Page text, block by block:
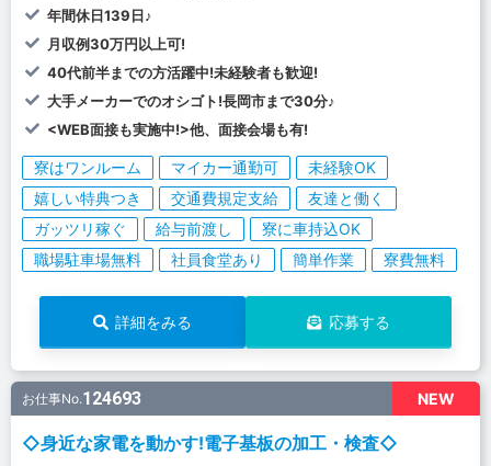
年間休日139日♪
月収例30万円以上可!
40代前半までの方活躍中!未経験者も歓迎!
大手メーカーでのオシゴト!長岡市まで30分♪
<WEB面接も実施中!>他、面接会場も有!
寮はワンルーム マイカー通勤可
未経験OK
嬉しい特典つき
交通費規定支給
友達と働く
ガッツリ稼ぐ
給与前渡し
寮に車持込OK
職場駐車場無料
社員食堂あり 簡単作業 寮費無料
詳細をみる 応募する
NEW
お仕事No.124693
◇身近な家電を動かす!電子基板の加工・検査◇